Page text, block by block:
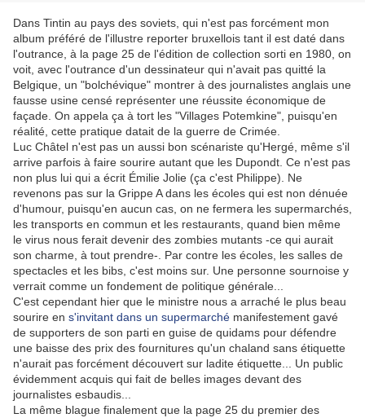
Dans Tintin au pays des soviets, qui n'est pas forcément mon
album préféré de l'illustre reporter bruxellois tant il est daté dans
l'outrance, à la page 25 de l'édition de collection sorti en 1980, on
voit, avec l'outrance d'un dessinateur qui n'avait pas quitté la
Belgique, un "bolchévique" montrer à des journalistes anglais une
fausse usine censé représenter une réussite économique de
façade. On appela ça à tort les "Villages Potemkine", puisqu'en
réalité, cette pratique datait de la guerre de Crimée.
Luc Châtel n'est pas un aussi bon scénariste qu'Hergé, même s'il
arrive parfois à faire sourire autant que les Dupondt. Ce n'est pas
non plus lui qui a écrit Émilie Jolie (ça c'est Philippe). Ne
revenons pas sur la Grippe A dans les écoles qui est non dénuée
d'humour, puisqu'en aucun cas, on ne fermera les supermarchés,
les transports en commun et les restaurants, quand bien même
le virus nous ferait devenir des zombies mutants -ce qui aurait
son charme, à tout prendre-. Par contre les écoles, les salles de
spectacles et les bibs, c'est moins sur. Une personne sournoise y
verrait comme un fondement de politique générale...
C'est cependant hier que le ministre nous a arraché le plus beau
sourire en s'invitant dans un supermarché manifestement gavé
de supporters de son parti en guise de quidams pour défendre
une baisse des prix des fournitures qu'un chaland sans étiquette
n'aurait pas forcément découvert sur ladite étiquette... Un public
évidemment acquis qui fait de belles images devant des
journalistes esbaudis...
La même blague finalement que la page 25 du premier des